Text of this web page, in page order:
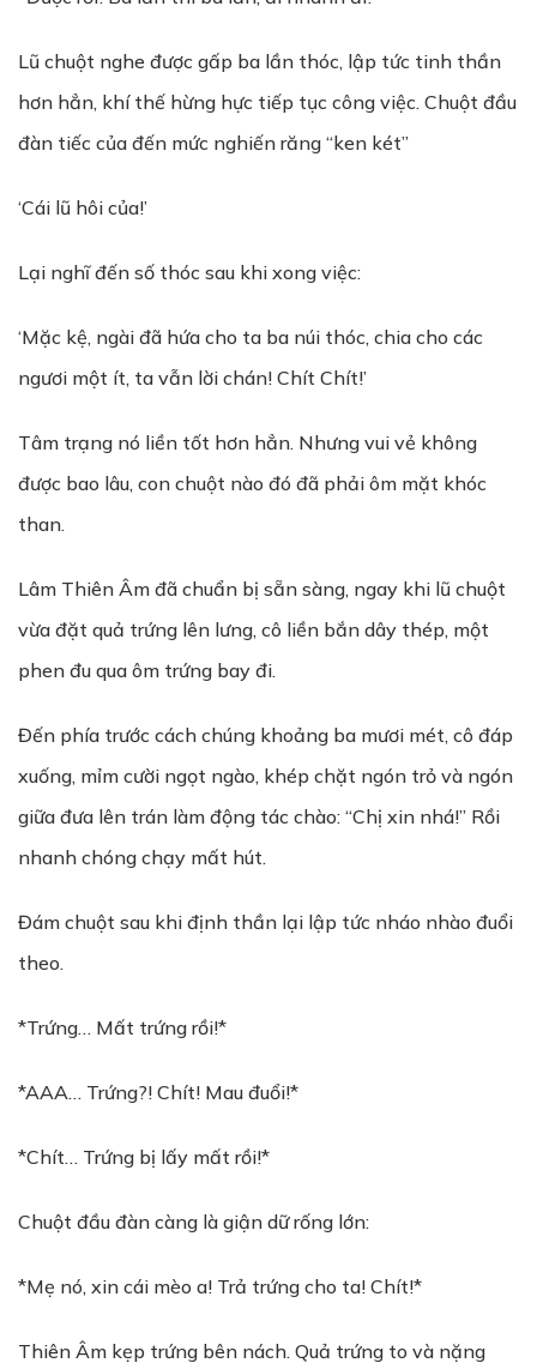
Lũ chuột nghe được gấp ba lần thóc, lập tức tinh thần
hơn hẳn, khí thế hừng hực tiếp tục công việc. Chuột đầu
đàn tiếc của đến mức nghiến răng “ken két”
‘Cái lũ hôi của!’
Lại nghĩ đến số thóc sau khi xong việc:
‘Mặc kệ, ngài đã hứa cho ta ba núi thóc, chia cho các
ngươi một ít, ta vẫn lời chán! Chít Chít!’
Tâm trạng nó liền tốt hơn hẳn. Nhưng vui vẻ không
được bao lâu, con chuột nào đó đã phải ôm mặt khóc
than.
Lâm Thiên Âm đã chuẩn bị sẵn sàng, ngay khi lũ chuột
vừa đặt quả trứng lên lưng, cô liền bắn dây thép, một
phen đu qua ôm trứng bay đi.
Đến phía trước cách chúng khoảng ba mươi mét, cô đáp
xuống, mỉm cười ngọt ngào, khép chặt ngón trỏ và ngón
giữa đưa lên trán làm động tác chào: “Chị xin nhá!” Rồi
nhanh chóng chạy mất hút.
Đám chuột sau khi định thần lại lập tức nháo nhào đuổi
theo.
*Trứng… Mất trứng rồi!*
*AAA… Trứng?! Chít! Mau đuổi!*
*Chít… Trứng bị lấy mất rồi!*
Chuột đầu đàn càng là giận dữ rống lớn:
*Mẹ nó, xin cái mèo a! Trả trứng cho ta! Chít!*
Thiên Âm kẹp trứng bên nách. Quả trứng to và nặng